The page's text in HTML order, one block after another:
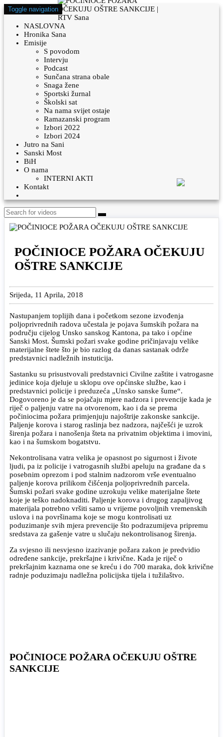
Toggle navigation
NASLOVNA
Hronika Sana
Emisije
S povodom
Intervju
Podcast
Sunčana strana obale
Snaga žene
Sportski žurnal
Školski sat
Na nama svijet ostaje
Ramazanski program
Izbori 2022
Izbori 2024
Jutro na Sani
Sanski Most
BiH
O nama
INTERNI AKTI
Kontakt
POČINIOCE POŽARA OČEKUJU
OŠTRE SANKCIJE
Srijeda, 11 Aprila, 2018
Nastupanjem toplijih dana i početkom sezone izvođenja
poljoprivrednih radova učestala je pojava šumskih požara na
području cijelog Unsko sanskog Kantona, pa tako i općine
Sanski Most. Šumski požari svake godine pričinjavaju velike
materijalne štete što je bio razlog da danas sastanak održe
predstavnici nadležnih instuticija.
Sastanku su prisustvovali predstavnici Civilne zaštite i vatrogasne
jedinice koja djeluje u sklopu ove općinske službe, kao i
predstavnici policije i preduzeća „Unsko sanske šume“.
Dogovoreno je da se pojačaju mjere nadzora i prevencije kada je
riječ o paljenju vatre na otvorenom, kao i da se prema
počiniocima požara primjenjuju najoštrije zakonske sankcije.
Paljenje korova i starog raslinja bez nadzora, najčešći je uzrok
širenja požara i nanošenja šteta na privatnim objektima i imovini,
kao i na šumskom bogatstvu.
Nekontrolisana vatra velika je opasnost po sigurnost i živote
ljudi, pa iz policije i vatrogasnih službi apeluju na građane da s
posebnim oprezom i pod stalnim nadzorom vrše eventualno
paljenje korova prilikom čišćenja poljoprivrednih parcela.
Šumski požari svake godine uzrokuju velike materijalne štete
koje je teško nadoknaditi. Paljenje korova i drugog zapaljivog
materijala potrebno vršiti samo u vrijeme povoljnih vremenskih
uslova i na površinama koje se mogu kontrolisati uz
poduzimanje svih mjera prevencije što podrazumijeva pripremu
sredstava za gašenje vatre u slučaju nekontrolisanog širenja.
Za svjesno ili nesvjesno izazivanje požara zakon je predvidio
određene sankcije, prekršajne i krivične. Kada je riječ o
prekršajnim kaznama one se kreću i do 700 maraka, dok krivične
radnje poduzimaju nadležna policijska tijela i tužilaštvo.
POČINIOCE POŽARA OČEKUJU OŠTRE
SANKCIJE